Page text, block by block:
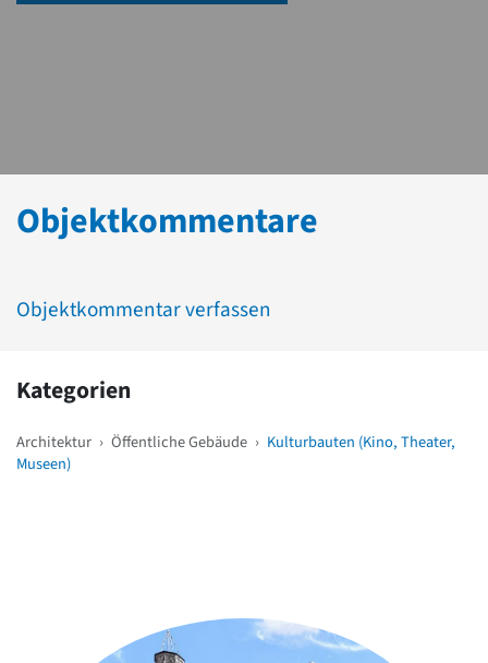
Objektkommentare
Objektkommentar verfassen
Kategorien
Architektur › Öffentliche Gebäude › Kulturbauten (Kino, Theater,
Museen)